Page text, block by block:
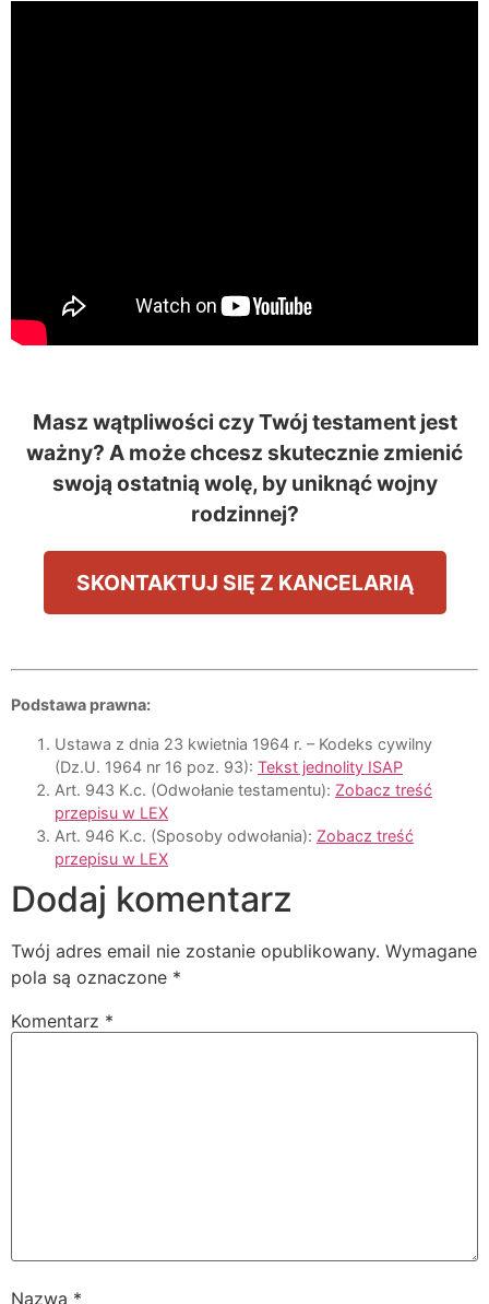
Masz wątpliwości czy Twój testament jest
ważny? A może chcesz skutecznie zmienić
swoją ostatnią wolę, by uniknąć wojny
rodzinnej?
SKONTAKTUJ SIĘ Z KANCELARIĄ
Podstawa prawna:
Ustawa z dnia 23 kwietnia 1964 r. – Kodeks cywilny
(Dz.U. 1964 nr 16 poz. 93): Tekst jednolity ISAP
Art. 943 K.c. (Odwołanie testamentu): Zobacz treść
przepisu w LEX
Art. 946 K.c. (Sposoby odwołania): Zobacz treść
przepisu w LEX
Dodaj komentarz
Twój adres email nie zostanie opublikowany. Wymagane
pola są oznaczone *
Komentarz *
Nazwa *